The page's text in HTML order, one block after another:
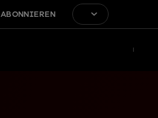
ABONNIEREN